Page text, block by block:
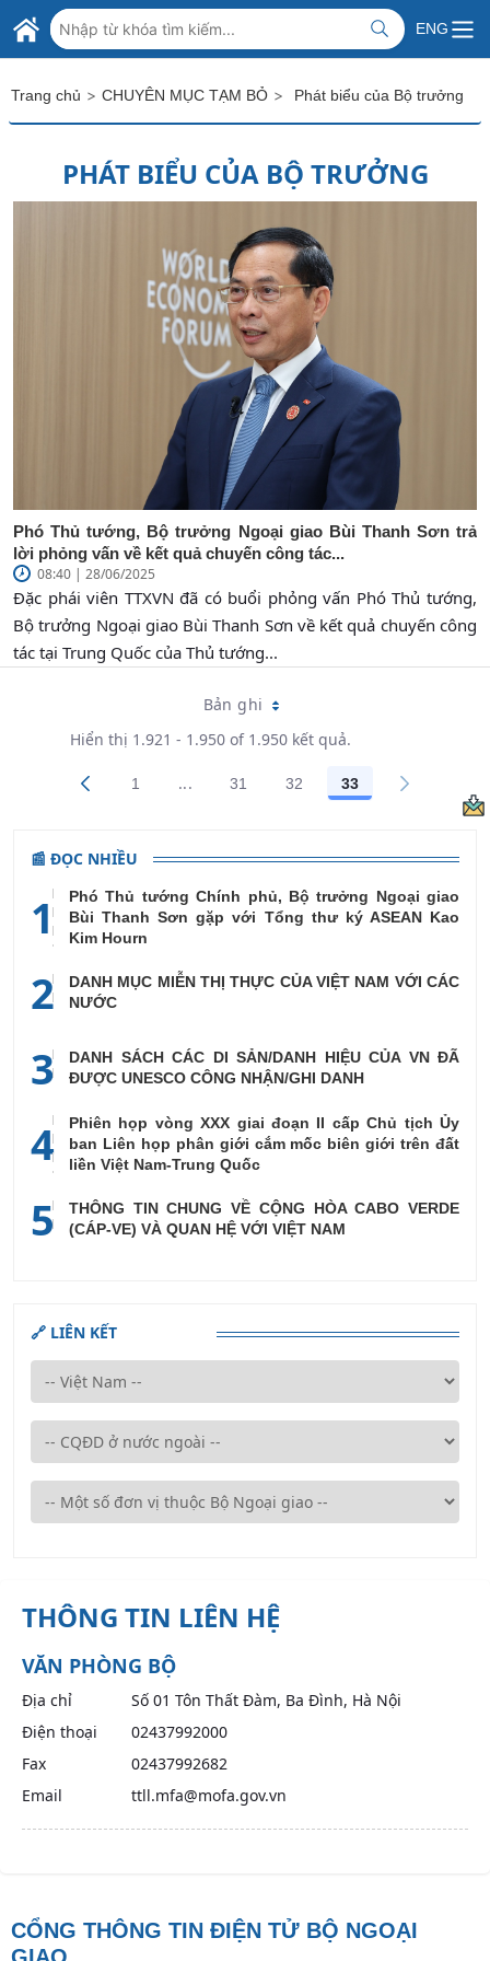
Skip to Main Content
BỘ NGOẠI GIAO VIỆT NAM
MINISTRY OF FOREIGN AFFAIRS
ENG
Trang chủ > CHUYÊN MỤC TẠM BỎ > Phát biểu của Bộ trưởng
PHÁT BIỂU CỦA BỘ TRƯỞNG
Phó Thủ tướng, Bộ trưởng Ngoại giao Bùi Thanh Sơn trả
lời phỏng vấn về kết quả chuyến công tác...
08:40 | 28/06/2025
Đặc phái viên TTXVN đã có buổi phỏng vấn Phó Thủ tướng,
Bộ trưởng Ngoại giao Bùi Thanh Sơn về kết quả chuyến công
tác tại Trung Quốc của Thủ tướng...
Bản ghi
Hiển thị 1.921 - 1.950 of 1.950 kết quả.
Các trang trên cổng
1 ...Trang trung gian Use TAB to navigate.
Các trang trên cổng
31 Các trang trên cổng
32 Các trang trên
33
📰 ĐỌC NHIỀU
1
Phó Thủ tướng Chính phủ, Bộ trưởng Ngoại giao
Bùi Thanh Sơn gặp với Tổng thư ký ASEAN Kao
Kim Hourn
2
DANH MỤC MIỄN THỊ THỰC CỦA VIỆT NAM VỚI CÁC
NƯỚC
3
DANH SÁCH CÁC DI SẢN/DANH HIỆU CỦA VN ĐÃ
ĐƯỢC UNESCO CÔNG NHẬN/GHI DANH
4
Phiên họp vòng XXX giai đoạn II cấp Chủ tịch Ủy
ban Liên họp phân giới cắm mốc biên giới trên đất
liền Việt Nam-Trung Quốc
5
THÔNG TIN CHUNG VỀ CỘNG HÒA CABO VERDE
(CÁP-VE) VÀ QUAN HỆ VỚI VIỆT NAM
🔗 LIÊN KẾT
THÔNG TIN LIÊN HỆ
VĂN PHÒNG BỘ
Địa chỉ
Số 01 Tôn Thất Đàm, Ba Đình, Hà Nội
Điện thoại
02437992000
Fax
02437992682
Email
ttll.mfa@mofa.gov.vn
CỔNG THÔNG TIN ĐIỆN TỬ BỘ NGOẠI